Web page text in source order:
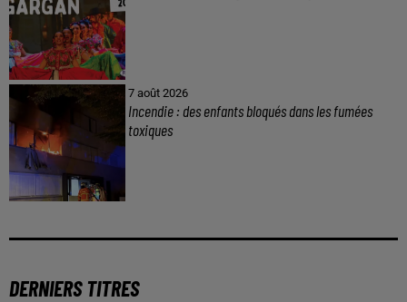
7 août 2026
Incendie : des enfants bloqués dans les fumées
toxiques
DERNIERS TITRES